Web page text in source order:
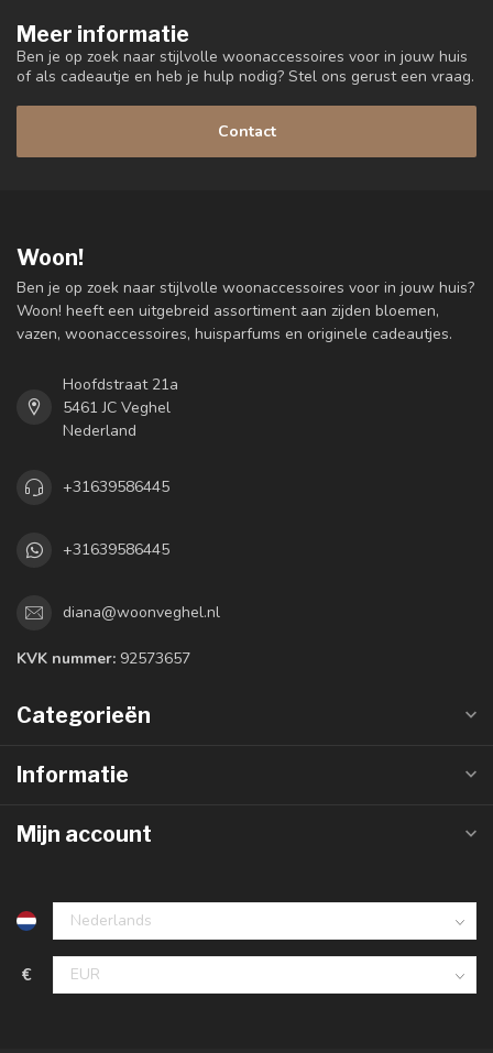
Meer informatie
Ben je op zoek naar stijlvolle woonaccessoires voor in jouw huis
of als cadeautje en heb je hulp nodig? Stel ons gerust een vraag.
Contact
Woon!
Ben je op zoek naar stijlvolle woonaccessoires voor in jouw huis?
Woon! heeft een uitgebreid assortiment aan zijden bloemen,
vazen, woonaccessoires, huisparfums en originele cadeautjes.
Hoofdstraat 21a
5461 JC Veghel
Nederland
+31639586445
+31639586445
diana@woonveghel.nl
KVK nummer: 92573657
Categorieën
Informatie
Mijn account
€